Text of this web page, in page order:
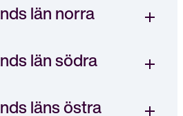
län norra
län södra
läns östra